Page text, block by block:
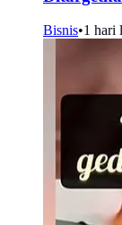
Bisnis•1 hari